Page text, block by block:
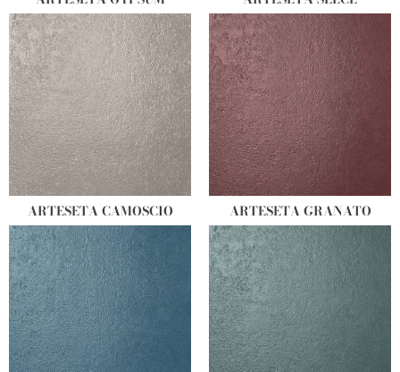
ARTESETA CAMOSCIO ARTESETA GRANATO